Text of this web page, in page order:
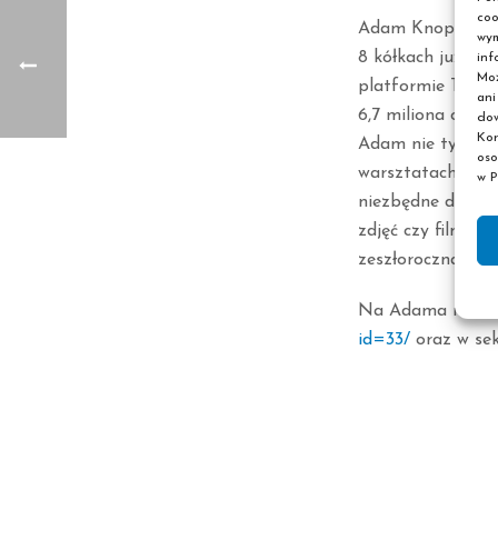
ani
w
Adam Knop w
8 kółkach już
platformie
6,7 miliona osób.
Adam nie tylko
warsztatach z
niezbędne do
zdjęć czy
zeszłoroczna
Na Adama
id=33/ oraz w